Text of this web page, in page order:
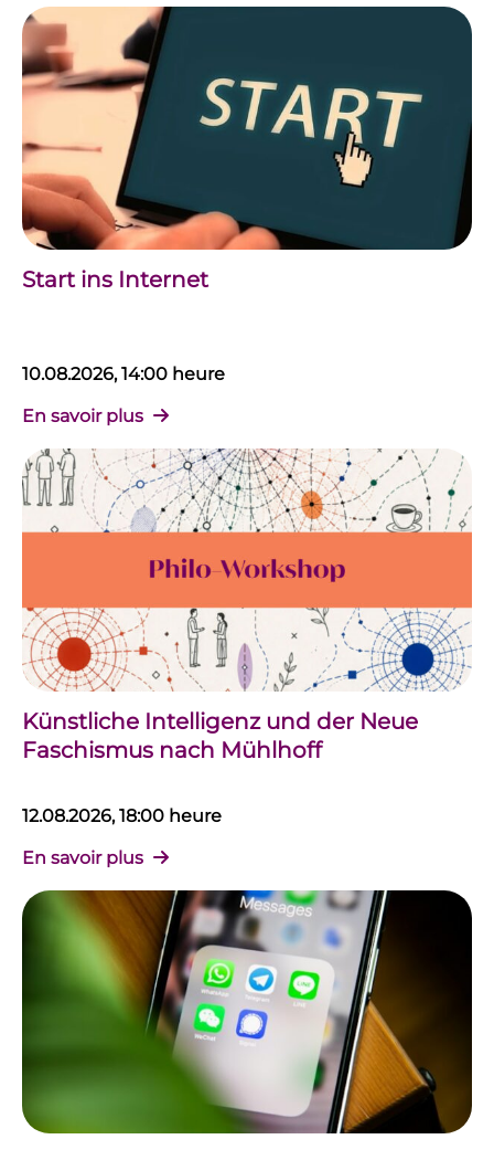
Start ins Internet
10.08.2026, 14:00 heure
En savoir plus
Künstliche Intelligenz und der Neue
Faschismus nach Mühlhoff
12.08.2026, 18:00 heure
En savoir plus